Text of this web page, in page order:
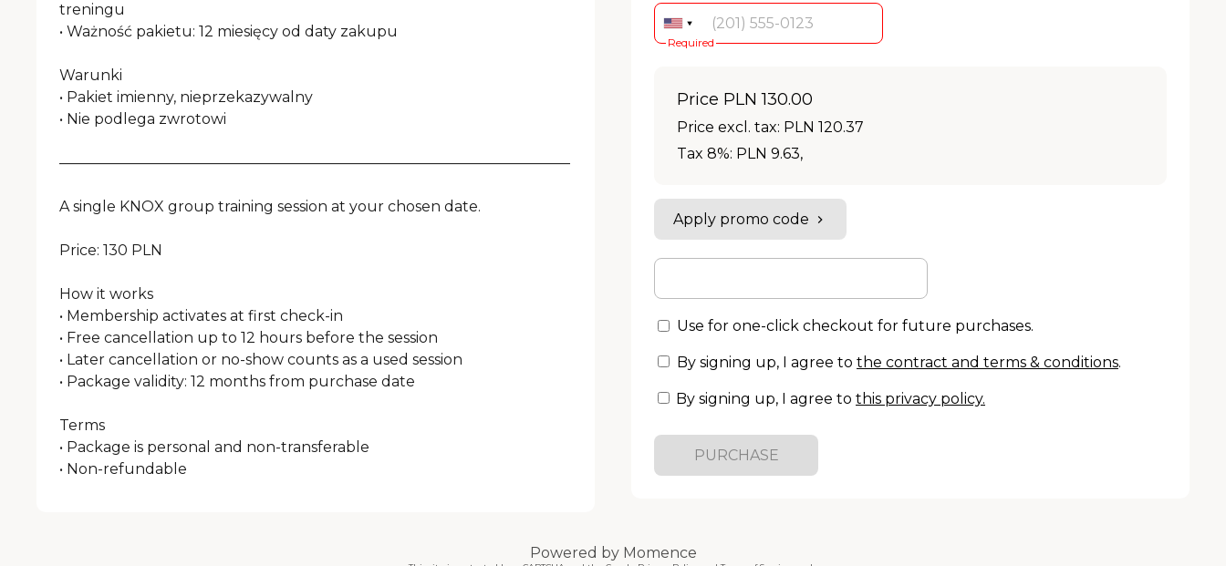
treningu
• Ważność pakietu: 12 miesięcy od daty zakupu
Warunki
• Pakiet imienny, nieprzekazywalny
• Nie podlega zwrotowi
———————————————————————————————————
A single KNOX group training session at your chosen date.
Price: 130 PLN
How it works
• Membership activates at first check-in
• Free cancellation up to 12 hours before the session
• Later cancellation or no-show counts as a used session
• Package validity: 12 months from purchase date
Terms
• Package is personal and non-transferable
• Non-refundable
Required
Price PLN 130.00
Price excl. tax: PLN 120.37
Tax 8%: PLN 9.63,
Apply promo code
Use for one-click checkout for future purchases.
By signing up, I agree to the contract and terms & conditions.
By signing up, I agree to this privacy policy.
PURCHASE
Powered by Momence